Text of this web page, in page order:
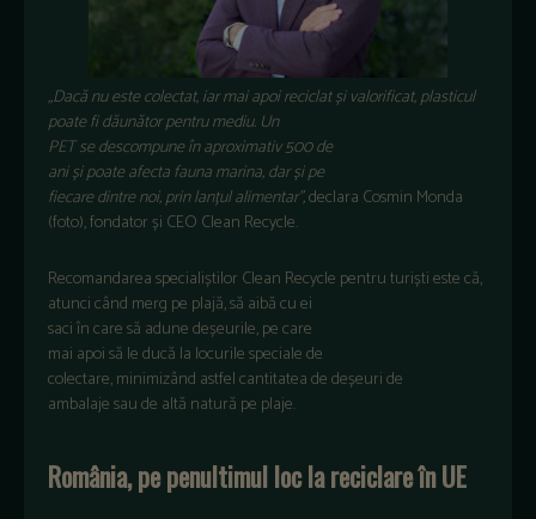
„Dacănu este colectat, iarmaiapoi reciclatșivalorificat, plasticul
poatefidăunătorpentru mediu. Un
PETsedescompuneînaproximativ 500 de
anișipoateafectafaunamarina, darșipe
fiecaredintrenoi,prinlanțulalimentar”,declara Cosmin Monda
(foto), fondatorși CEO Clean Recycle.
Recomandareaspecialiștilor Clean Recycle pentruturiștiestecă,
atuncicând merg pe plajă,să aibăcu ei
saciîncaresă adunedeșeurile, pe care
mai apoisă leducă la locurile speciale de
colectare,minimizând astfel cantitatea dedeșeuride
ambalajesaude altă natură pe plaje.
România, pe penultimul loclareciclareînUE